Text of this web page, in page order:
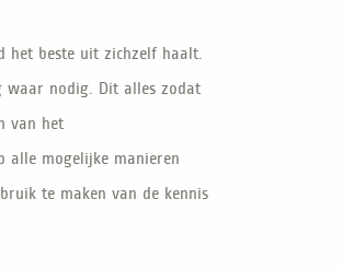
het beste uit zichzelf haalt.
waar nodig. Dit alles zodat
van het
alle mogelijke manieren
te maken van de kennis